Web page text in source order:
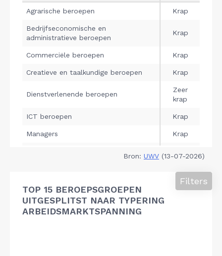
Bron: UWV (13-07-2026)
TOP 15 BEROEPSGROEPEN
UITGESPLITST NAAR TYPERING
ARBEIDSMARKTSPANNING
Filters